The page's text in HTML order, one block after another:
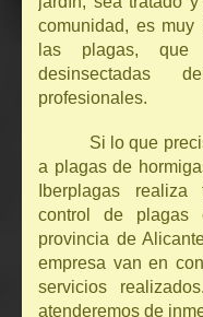
comunidad, es muy
las plagas, que
desinsectadas
profesionales.
Si lo que
a plagas de
Iberplagas realiza
control de
provincia de
empresa van en
servicios
atenderemos de